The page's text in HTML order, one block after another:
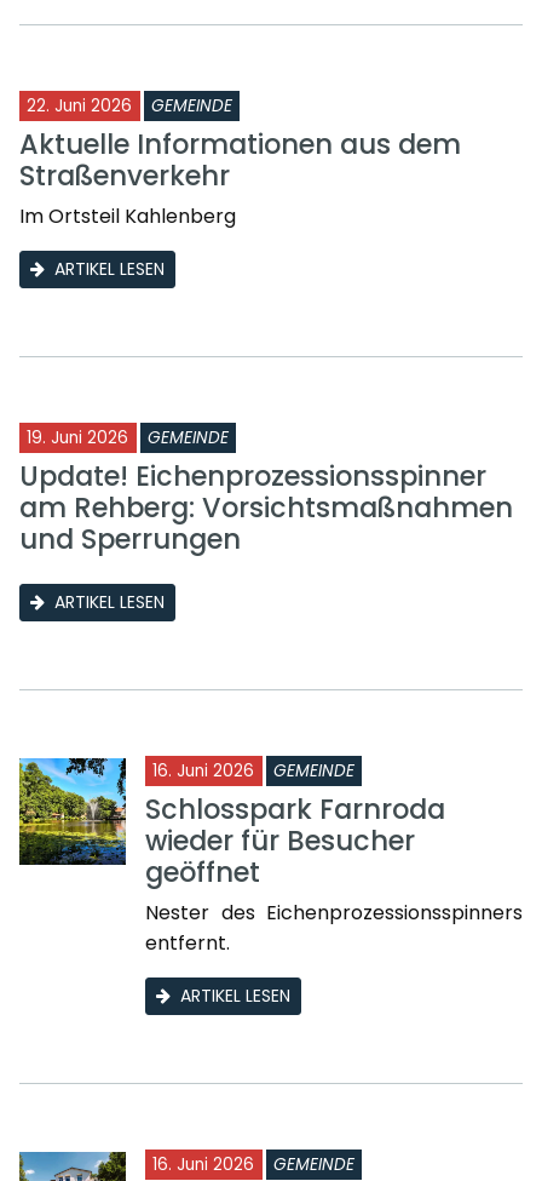
22. Juni 2026 GEMEINDE
Aktuelle Informationen aus dem
Straßenverkehr
Im Ortsteil Kahlenberg
ARTIKEL LESEN
19. Juni 2026 GEMEINDE
Update! Eichenprozessionsspinner
am Rehberg: Vorsichtsmaßnahmen
und Sperrungen
ARTIKEL LESEN
16. Juni 2026 GEMEINDE
Schlosspark Farnroda
wieder für Besucher
geöffnet
Nester des Eichenprozessionsspinners
entfernt.
ARTIKEL LESEN
16. Juni 2026 GEMEINDE